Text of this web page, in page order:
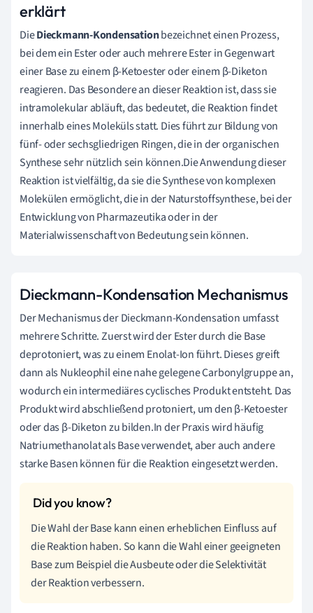
erklärt
DieDieckmann-Kondensationbezeichnet einen Prozess,
bei dem ein Ester oder auch mehrere Ester in Gegenwart
einer Base zu einem β-Ketoester oder einem β-Diketon
reagieren. Das Besondere an dieser Reaktion ist, dass sie
intramolekular abläuft, das bedeutet, die Reaktion findet
innerhalb eines Moleküls statt. Dies führt zur Bildung von
fünf- oder sechsgliedrigen Ringen, die in der organischen
Synthese sehr nützlich sein können.Die Anwendung dieser
Reaktion ist vielfältig, da sie die Synthese von komplexen
Molekülen ermöglicht, die in der Naturstoffsynthese, bei der
Entwicklung von Pharmazeutika oder in der
Materialwissenschaft von Bedeutung sein können.
Dieckmann-Kondensation Mechanismus
Der Mechanismus der Dieckmann-Kondensation umfasst
mehrere Schritte. Zuerst wird der Ester durch die Base
deprotoniert, was zu einem Enolat-Ion führt. Dieses greift
dann als Nukleophil eine nahe gelegene Carbonylgruppe an,
wodurch ein intermediäres cyclisches Produkt entsteht. Das
Produkt wird abschließend protoniert, um den β-Ketoester
oder das β-Diketon zu bilden.In der Praxis wird häufig
Natriumethanolat als Base verwendet, aber auch andere
starke Basen können für die Reaktion eingesetzt werden.
Die Wahl der Base kann einen erheblichen Einfluss auf
die Reaktion haben. So kann die Wahl einer geeigneten
Base zum Beispiel die Ausbeute oder die Selektivität
der Reaktion verbessern.